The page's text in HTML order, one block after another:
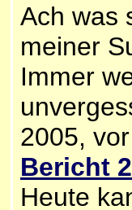
Ach was
meiner
Immer
2005,
Bericht
Heute